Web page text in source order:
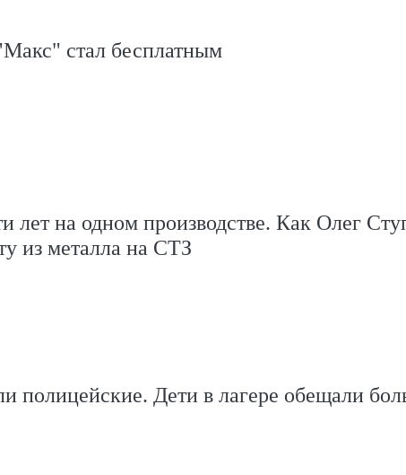
стал бесплатным
лет на одном производстве. Как Олег
из металла на СТЗ
Дети в лагере обещали